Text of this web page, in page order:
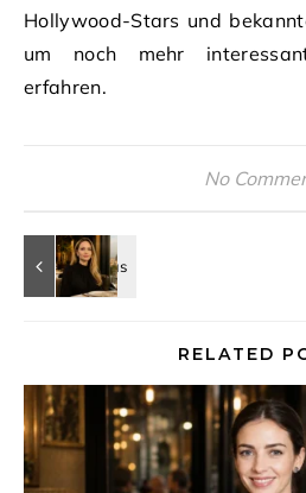
Hollywood-Stars und
um noch mehr
erfahren.
No
RELATED